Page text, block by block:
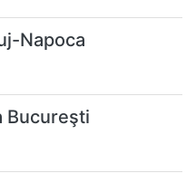
Napoca
Bucureşti